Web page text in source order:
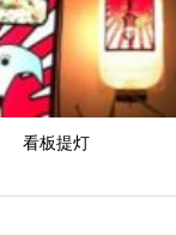
看板提灯